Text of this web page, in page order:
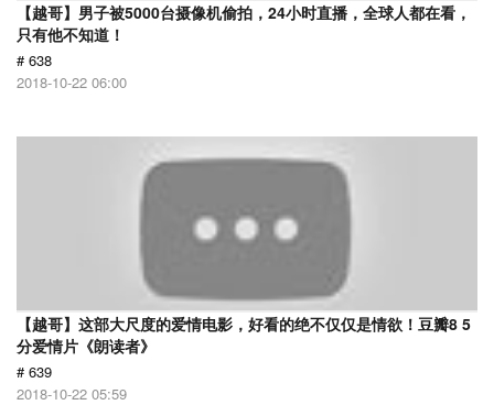
【越哥】男子被5000台摄像机偷拍，24小时直播，全球人都在看，
只有他不知道！
# 638
2018-10-22 06:00
【越哥】这部大尺度的爱情电影，好看的绝不仅仅是情欲！豆瓣8 5
分爱情片《朗读者》
# 639
2018-10-22 05:59